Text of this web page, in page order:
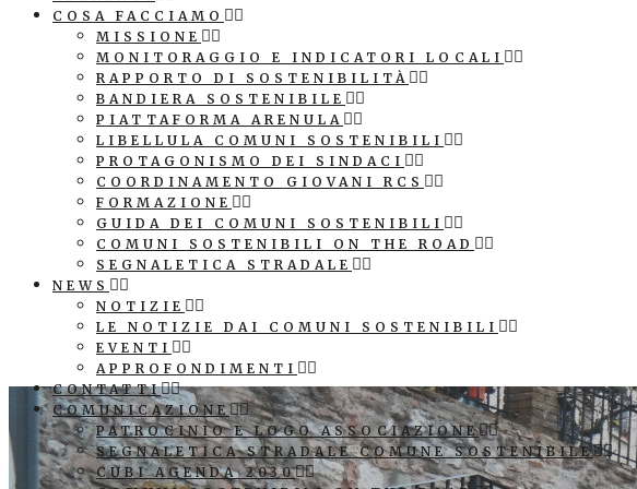
COSA FACCIAMO
MISSIONE
MONITORAGGIO E INDICATORI LOCALI
RAPPORTO DI SOSTENIBILITÀ
BANDIERA SOSTENIBILE
PIATTAFORMA ARENULA
LIBELLULA COMUNI SOSTENIBILI
PROTAGONISMO DEI SINDACI
COORDINAMENTO GIOVANI RCS
FORMAZIONE
GUIDA DEI COMUNI SOSTENIBILI
COMUNI SOSTENIBILI ON THE ROAD
SEGNALETICA STRADALE
NEWS
NOTIZIE
LE NOTIZIE DAI COMUNI SOSTENIBILI
EVENTI
APPROFONDIMENTI
CONTATTI
COMUNICAZIONE
PATROCINIO E LOGO ASSOCIAZIONE
SEGNALETICA STRADALE COMUNE SOSTENIBILE
CUBI AGENDA 2030